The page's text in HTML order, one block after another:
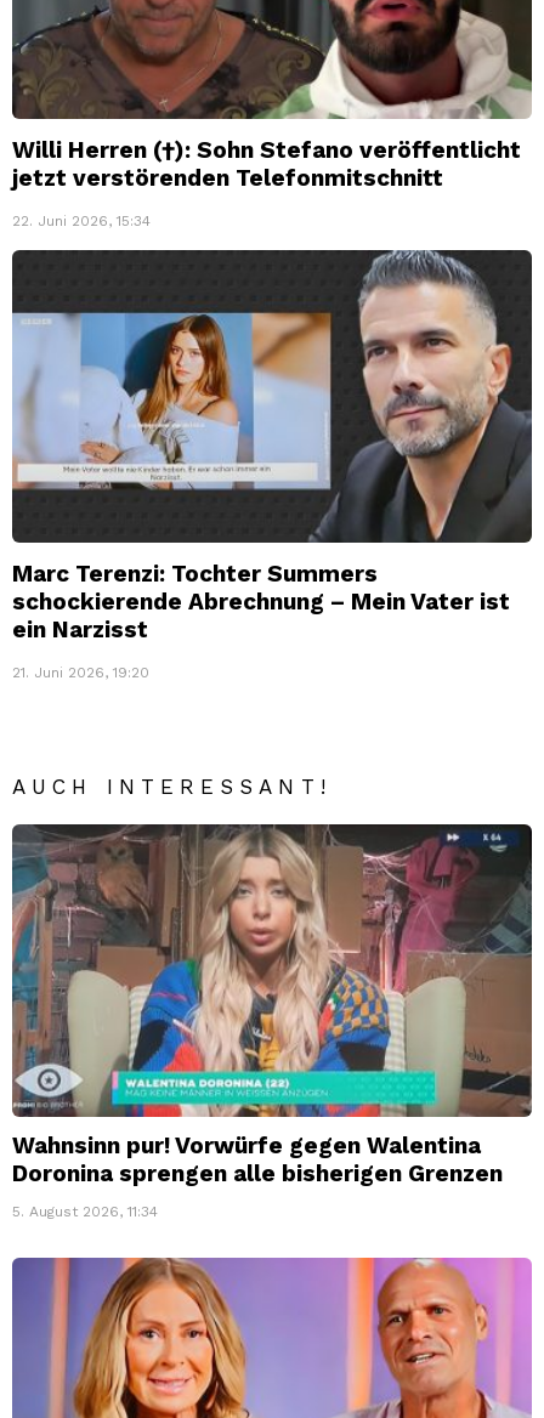
Willi Herren (†): Sohn Stefano veröffentlicht
jetzt verstörenden Telefonmitschnitt
22. Juni 2026, 15:34
Marc Terenzi: Tochter Summers
schockierende Abrechnung – Mein Vater ist
ein Narzisst
21. Juni 2026, 19:20
AUCH INTERESSANT!
Wahnsinn pur! Vorwürfe gegen Walentina
Doronina sprengen alle bisherigen Grenzen
5. August 2026, 11:34